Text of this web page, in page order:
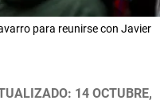
para reunirse con Javier
14 OCTUBRE,